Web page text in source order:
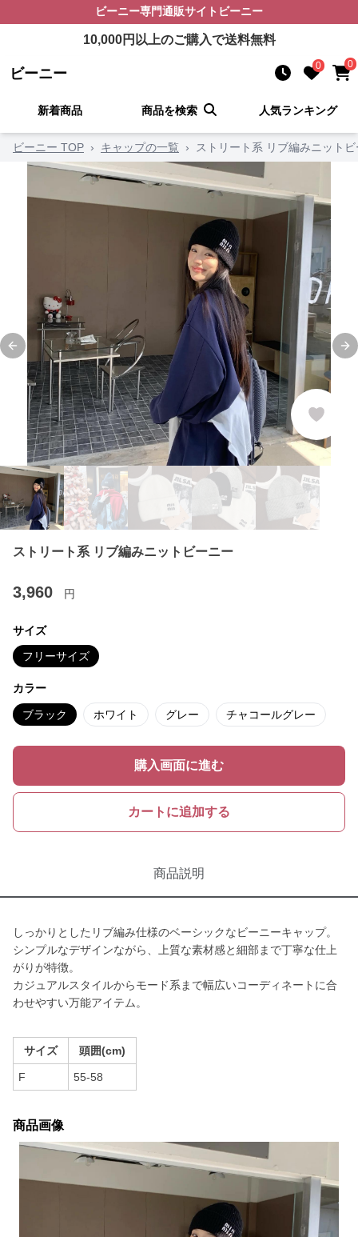
ビーニー専門通販サイト ビーニー
10,000円以上のご購入で送料無料
ビーニー 0 0
新着商品 商品を検索 人気ランキング
ビーニー TOP › キャップの一覧 › ストリート系 リブ編みニット
Previous slide
ストリート系 リブ編みニットビーニー
3,960 円
サイズ
フリーサイズ
カラー
ブラック ホワイト グレー チャコールグレー
購入画面に進む
カートに追加する
商品説明
しっかりとしたリブ編み仕様のベーシックなビーニーキャップ。
シンプルなデザインながら、上質な素材感と細部まで丁寧な仕上
がりが特徴。
カジュアルスタイルからモード系まで幅広いコーディネートに合
わせやすい万能アイテム。
サイズ 頭囲(cm)
F 55-58
商品画像